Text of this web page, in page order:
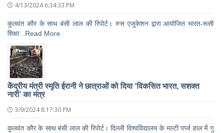
4/13/2024 6:34:33 PM
कुलवंत कौर के साथ बंसी लाल की रिपोर्ट। रुस एजुकेशन द्वारा आयोजित भारत-रूसी
शिक्षा ..Read More
केंद्रीय मंत्री स्मृति ईरानी ने छात्राओं को दिया ‘विकसित भारत, सशक्त
नारी’ का मंत्र
3/9/2024 8:17:30 PM
कुलवंत कौर के साथ बंसी लाल की रिपोर्ट। दिल्ली विश्वविद्यालय के मल्टी पर्प्ज हाल में गु